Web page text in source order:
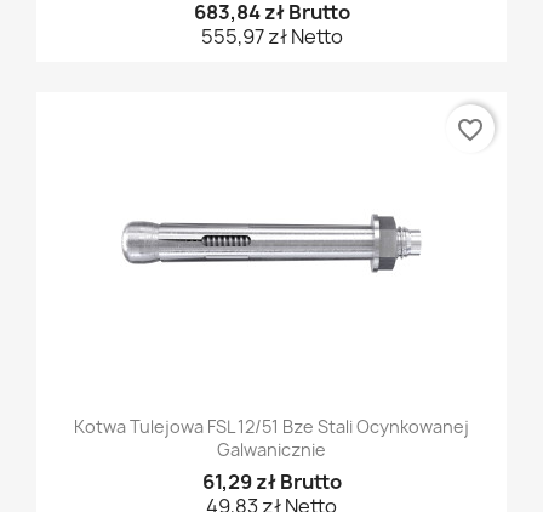
683,84 zł Brutto
555,97 zł Netto
Kotwa Tulejowa FSL 12/51 Bze Stali Ocynkowanej
Galwanicznie
61,29 zł Brutto
49,83 zł Netto
favorite_border